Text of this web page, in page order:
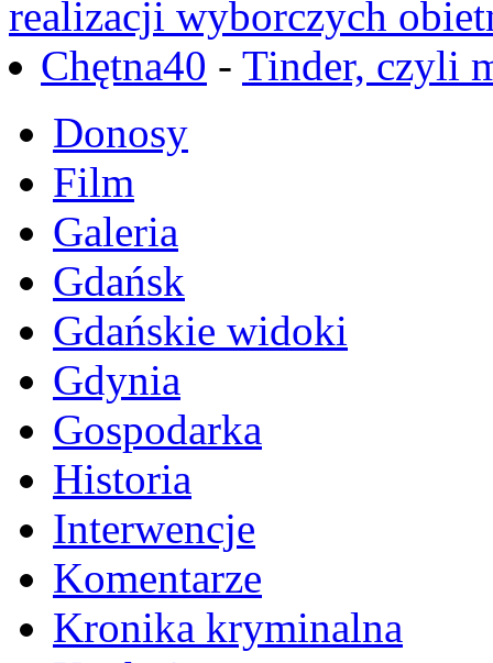
realizacji wyborczych
Chętna40 - Tinder, czyli
Donosy
Film
Galeria
Gdańsk
Gdańskie widoki
Gdynia
Gospodarka
Historia
Interwencje
Komentarze
Kronika kryminalna